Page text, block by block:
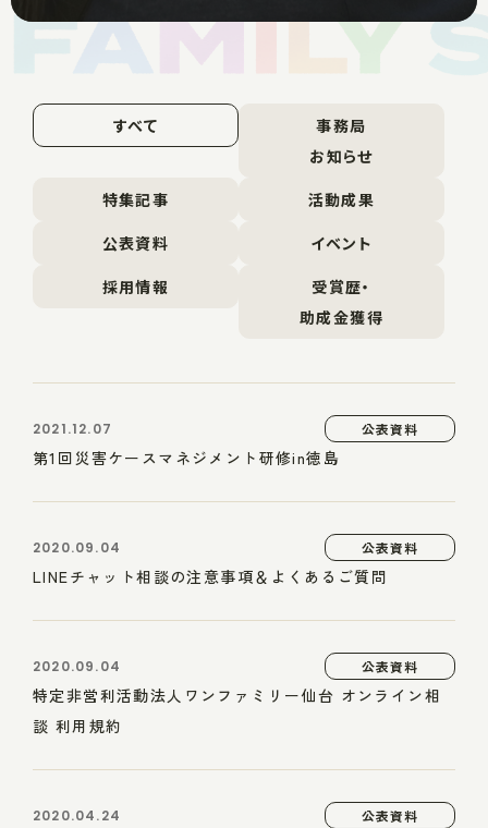
すべて
事務局
お知らせ
特集記事
活動成果
公表資料
イベント
採用情報
受賞歴・
助成金獲得
2021.12.07 公表資料
第1回災害ケースマネジメント研修in徳島
2020.09.04 公表資料
LINEチャット相談の注意事項＆よくあるご質問
2020.09.04 公表資料
特定非営利活動法人ワンファミリー仙台 オンライン相
談 利用規約
2020.04.24 公表資料